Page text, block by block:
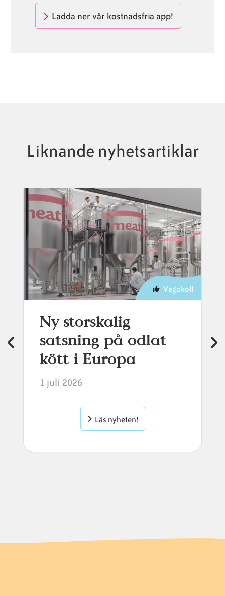
Ladda ner vår kostnadsfria app!
Liknande nyhetsartiklar
Vegokoll
Ny storskalig
satsning på odlat
kött i Europa
1 juli 2026
Läs nyheten!